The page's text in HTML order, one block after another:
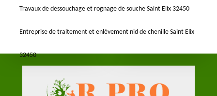
Travaux de dessouchage et rognage de souche Saint Elix 32450
Entreprise de traitement et enlèvement nid de chenille Saint Elix
32450